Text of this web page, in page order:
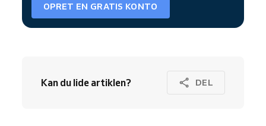
OPRET EN GRATIS KONTO
Kan du lide artiklen? DEL